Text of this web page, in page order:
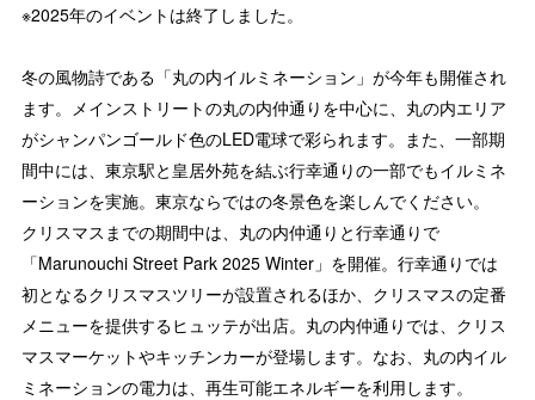
※2025年のイベントは終了しました。
冬の風物詩である「丸の内イルミネーション」が今年も開催され
ます。メインストリートの丸の内仲通りを中心に、丸の内エリア
がシャンパンゴールド色のLED電球で彩られます。また、一部期
間中には、東京駅と皇居外苑を結ぶ行幸通りの一部でもイルミネ
ーションを実施。東京ならではの冬景色を楽しんでください。
クリスマスまでの期間中は、丸の内仲通りと行幸通りで
「Marunouchi Street Park 2025 Winter」を開催。行幸通りでは
初となるクリスマスツリーが設置されるほか、クリスマスの定番
メニューを提供するヒュッテが出店。丸の内仲通りでは、クリス
マスマーケットやキッチンカーが登場します。なお、丸の内イル
ミネーションの電力は、再生可能エネルギーを利用します。